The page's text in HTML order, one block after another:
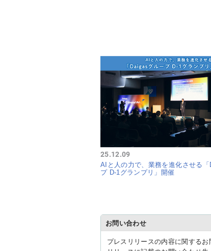
25.12.09
AIと人の力で、業務を進化させる
プ D-1グランプリ」開催
お問い合わせ
プレスリリースの内容に関するお